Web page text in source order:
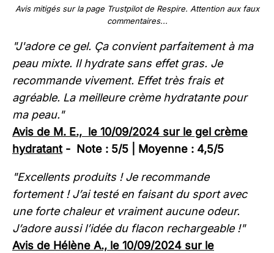
Avis mitigés sur la page Trustpilot de Respire. Attention aux faux
commentaires...
"J'adore ce gel. Ça convient parfaitement à ma
peau mixte. Il hydrate sans effet gras. Je
recommande vivement. Effet très frais et
agréable. La meilleure crème hydratante pour
ma peau."
Avis de M. E., le 10/09/2024 sur le gel crème
hydratant- Note : 5/5 | Moyenne : 4,5/5
"Excellents produits ! Je recommande
fortement ! J’ai testé en faisant du sport avec
une forte chaleur et vraiment aucune odeur.
J’adore aussi l’idée du flacon rechargeable !"
Avis de Hélène A., le 10/09/2024 sur le